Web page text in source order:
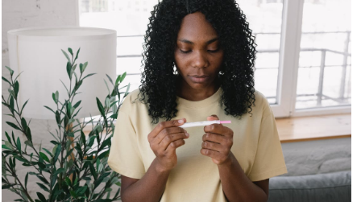
infertilidad_cosa_de_dos.jpeg